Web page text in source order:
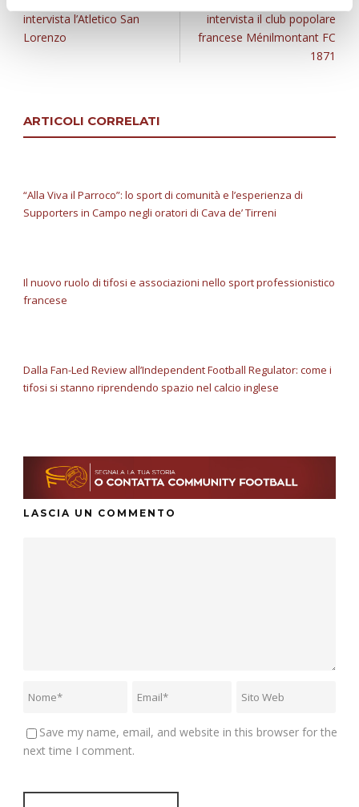
intervista l’Atletico San
Lorenzo
intervista il club popolare
francese Ménilmontant FC
1871
ARTICOLI CORRELATI
“Alla Viva il Parroco”: lo sport di comunità e l’esperienza di
Supporters in Campo negli oratori di Cava de’ Tirreni
Il nuovo ruolo di tifosi e associazioni nello sport professionistico
francese
Dalla Fan-Led Review all’Independent Football Regulator: come i
tifosi si stanno riprendendo spazio nel calcio inglese
LASCIA UN COMMENTO
Save my name, email, and website in this browser for the
next time I comment.